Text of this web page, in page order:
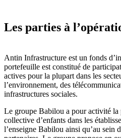
Les parties à
Antin Infrastructure est un fonds
portefeuille est constitué de
actives pour la plupart dans les
l’environnement, des
infrastructures sociales.
Le groupe Babilou a pour activité la
collective d’enfants dans les
l’enseigne Babilou ainsi qu’au sein